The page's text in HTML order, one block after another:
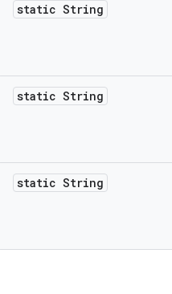
static String
static String
static String